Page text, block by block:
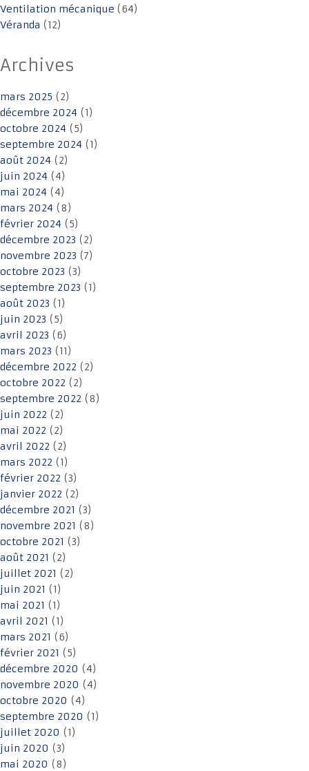
Ventilation mécanique (64)
Véranda (12)
Archives
mars 2025 (2)
décembre 2024 (1)
octobre 2024 (5)
septembre 2024 (1)
août 2024 (2)
juin 2024 (4)
mai 2024 (4)
mars 2024 (8)
février 2024 (5)
décembre 2023 (2)
novembre 2023 (7)
octobre 2023 (3)
septembre 2023 (1)
août 2023 (1)
juin 2023 (5)
avril 2023 (6)
mars 2023 (11)
décembre 2022 (2)
octobre 2022 (2)
septembre 2022 (8)
juin 2022 (2)
mai 2022 (2)
avril 2022 (2)
mars 2022 (1)
février 2022 (3)
janvier 2022 (2)
décembre 2021 (3)
novembre 2021 (8)
octobre 2021 (3)
août 2021 (2)
juillet 2021 (2)
juin 2021 (1)
mai 2021 (1)
avril 2021 (1)
mars 2021 (6)
février 2021 (5)
décembre 2020 (4)
novembre 2020 (4)
octobre 2020 (4)
septembre 2020 (1)
juillet 2020 (1)
juin 2020 (3)
mai 2020 (8)